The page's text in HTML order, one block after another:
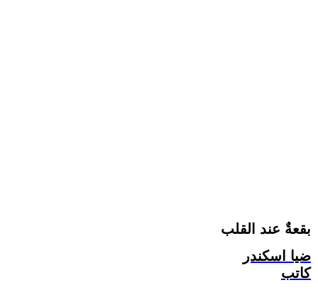
بقعةٌ عند القلب
ضيا اسكندر
كاتب